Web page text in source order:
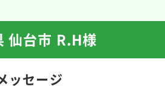
仙台市 R.H様
ッセージ